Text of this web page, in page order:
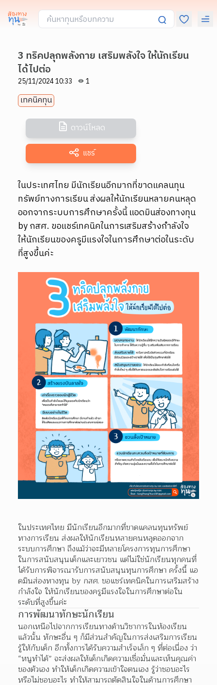
3 ทริคปลุกพลังกาย เสริมพลังใจ ให้นักเรียน
ได้ไปต่อ
25/11/2024 10:33 1
เทคนิคทุน
ดาวน์โหลด
แชร์
ในประเทศไทย มีนักเรียนอีกมากที่ขาดแคลนทุน
ทรัพย์ทางการเรียน ส่งผลให้นักเรียนหลายคนหลุด
ออกจากระบบการศึกษาครั้งนี้ แอดมินส่องทางทุน
by กสศ. ขอแชร์เทคนิคในการเสริมสร้างกำลังใจ
ให้นักเรียนของครูมีแรงใจในการศึกษาต่อในระดับ
ที่สูงขึ้นค่ะ
ในประเทศไทย มีนักเรียนอีกมากที่ขาดแคลนทุนทรัพย์
ทางการเรียน ส่งผลให้นักเรียนหลายคนหลุดออกจาก
ระบบการศึกษา ถึงแม้ว่าจะมีหลายโครงการทุนการศึกษา
ในการสนับสนุนเด็กและเยาวชน แต่ไม่ใช่นักเรียนทุกคนที่
ได้รับการพิจารณารับการสนับสนุนทุนการศึกษา ครั้งนี้ แอ
ดมินส่องทางทุน by กสศ. ขอแชร์เทคนิคในการเสริมสร้าง
กำลังใจ ให้นักเรียนของครูมีแรงใจในการศึกษาต่อใน
ระดับที่สูงขึ้นค่ะ
การพัฒนาทักษะนักเรียน
นอกเหนือไปจากการเรียนทางด้านวิชาการในห้องเรียน
แล้วนั้น ทักษะอื่น ๆ ก็มีส่วนสำคัญในการส่งเสริมการเรียน
รู้ให้กับเด็ก อีกทั้งการได้รับความสำเร็จเล็ก ๆ ที่ต่อเนื่อง ว่า
“หนูทำได้” จะส่งผลให้เด็กเกิดความเชื่อมั่นและเห็นคุณค่า
ของตัวเอง ทำให้เด็กเกิดความเข้าใจตนเอง รู้ว่าชอบอะไร
หรือไม่ชอบอะไร ทำให้สามารถตัดสินใจในด้านการศึกษา